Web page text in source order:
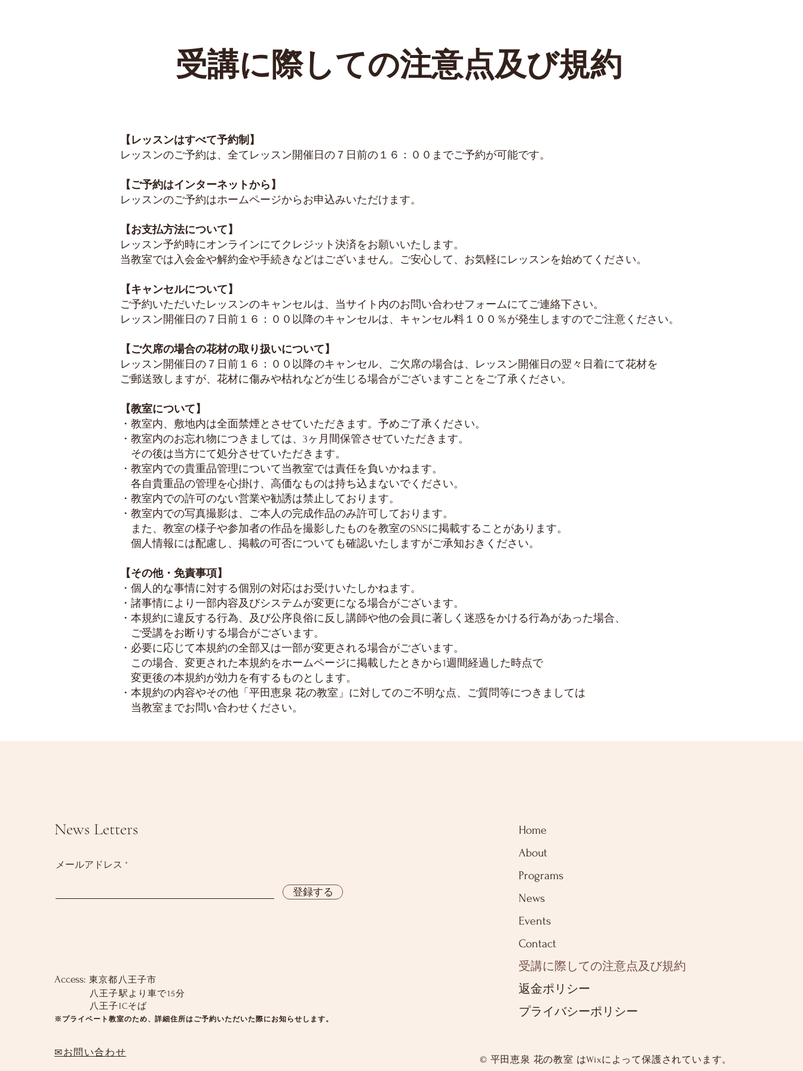
​受講に際しての注意点及び規約
【レッスンはすべて予約制】
レッスンのご予約は、全てレッスン開催日の７日前の１６：００までご予約が可能です。
【ご予約はインターネットから】
レッスンのご予約はホームページからお申込みいただけます。
【お支払方法について】
レッスン予約時にオンラインにてクレジット決済をお願いいたします。
当教室では入会金や解約金や手続きなどはございません。ご安心して、お気軽にレッスンを始めてください。
【キャンセルについて】
ご予約いただいたレッスンのキャンセルは、当サイト内のお問い合わせフォームにてご連絡下さい。
レッスン開催日の７日前１６：００以降のキャンセルは、キャンセル料１００％が発生しますのでご注意ください。
【ご欠席の場合の花材の取り扱いについて】
レッスン開催日の７日前１６：００以降のキャンセル、ご欠席の場合は、レッスン開催日の翌々日着にて花材を
ご郵送致しますが、花材に傷みや枯れなどが生じる場合がございますことをご了承ください。
【教室について】
・教室内、敷地内は全面禁煙とさせていただきます。予めご了承ください。
・教室内のお忘れ物につきましては、3ヶ月間保管させていただきます。
その後は当方にて処分させていただきます。
・教室内での貴重品管理について当教室では責任を負いかねます。
各自貴重品の管理を心掛け、高価なものは持ち込まないでください。
・教室内での許可のない営業や勧誘は禁止しております。
・教室内での写真撮影は、ご本人の完成作品のみ許可しております。
また、教室の様子や参加者の作品を撮影したものを教室のSNSに掲載することがあります。
個人情報には配慮し、掲載の可否についても確認いたしますがご承知おきください。
【その他・免責事項】
・個人的な事情に対する個別の対応はお受けいたしかねます。
・諸事情により一部内容及びシステムが変更になる場合がございます。
・本規約に違反する行為、及び公序良俗に反し講師や他の会員に著しく迷惑をかける行為があった場合、
ご受講をお断りする場合がございます。
・必要に応じて本規約の全部又は一部が変更される場合がございます。
この場合、変更された本規約をホームページに掲載したときから1週間経過した時点で
変更後の本規約が効力を有するものとします。
・本規約の内容やその他「平田恵泉 花の教室」に対してのご不明な点、ご質問等につきましては
当教室までお問い合わせください。
News Letters
メールアドレス
登録する
Access: 東京都八王子市
八王子駅より車で15分
八王子ICそば
※プライベート教室のため、詳細住所はご予約いただいた際にお知らせします。
✉お問い合わせ
Home
About
Programs
News
Events
Contact
受講に際しての注意点及び規約
返金ポリシー
プライバシーポリシー
© 平田恵泉 花の教室 はWixによって保護されています。